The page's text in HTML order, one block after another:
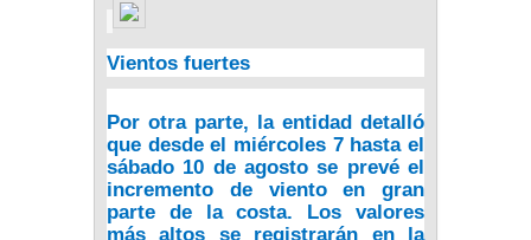
Vientos fuertes
Por otra parte, la entidad detalló
que desde el miércoles 7 hasta el
sábado 10 de agosto se prevé el
incremento de viento en gran
parte de la costa. Los valores
más altos se registrarán en la